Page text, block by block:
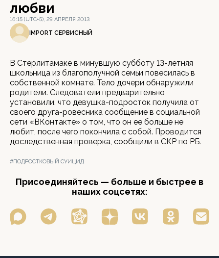
любви
16:15 (UTC+5), 29 АПРЕЛЯ 2013
IMPORT СЕРВИСНЫЙ
В Стерлитамаке в минувшую субботу 13-летняя
школьница из благополучной семьи повесилась в
собственной комнате. Тело дочери обнаружили
родители. Следователи предварительно
установили, что девушка-подросток получила от
своего друга-ровесника сообщение в социальной
сети «ВКонтакте» о том, что он ее больше не
любит, после чего покончила с собой. Проводится
доследственная проверка, сообщили в СКР по РБ.
#ПОДРОСТКОВЫЙ СУИЦИД
Присоединяйтесь — больше и быстрее в
наших соцсетях: